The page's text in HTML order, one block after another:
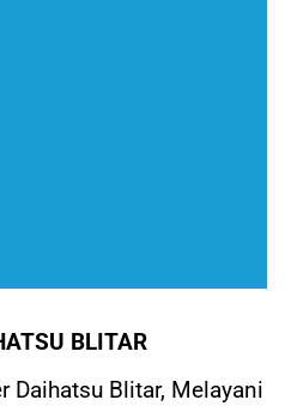
BLITAR
Daihatsu Blitar, Melayani